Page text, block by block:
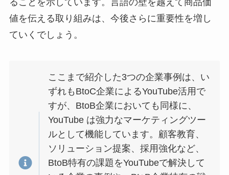
値を伝える取り組みは、今後さらに重要性を増し
ていくでしょう。
ここまで紹介した3つの企業事例は、い
ずれもBtoC企業によるYouTube活用で
すが、BtoB企業においても同様に、
YouTube は強力なマーケティングツー
ルとして機能しています。顧客教育、
ソリューション提案、採用強化など、
BtoB特有の課題をYouTubeで解決して